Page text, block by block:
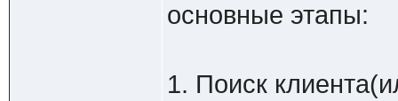
основные этапы:
1. Поиск